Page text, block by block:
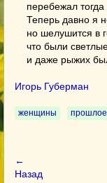
перебежал тогда
Теперь давно я
но шелушится в
что были
и даже рыжих
Игорь Губерман
женщины прошлое
←
Назад